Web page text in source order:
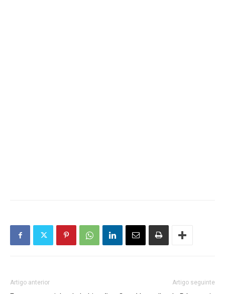
Artigo anterior Artigo seguinte